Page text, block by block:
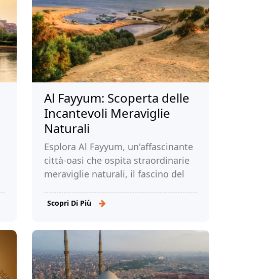
Al Fayyum: Scoperta delle
Incantevoli Meraviglie
Naturali
Esplora Al Fayyum, un'affascinante
città-oasi che ospita straordinarie
meraviglie naturali, il fascino del
affascinante!
Scopri Di Più